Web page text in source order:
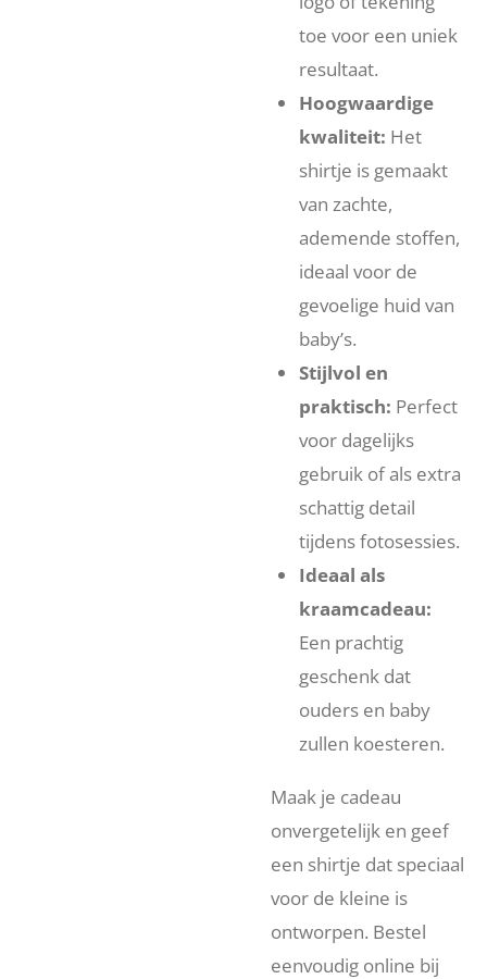
toe voor een uniek
resultaat.
Hoogwaardige
kwaliteit: Het
shirtje is gemaakt
van zachte,
ademende stoffen,
ideaal voor de
gevoelige huid van
baby’s.
Stijlvol en
praktisch: Perfect
voor dagelijks
gebruik of als extra
schattig detail
tijdens fotosessies.
Ideaal als
kraamcadeau:
Een prachtig
geschenk dat
ouders en baby
zullen koesteren.
Maak je cadeau
onvergetelijk en geef
een shirtje dat speciaal
voor de kleine is
ontworpen. Bestel
eenvoudig online bij